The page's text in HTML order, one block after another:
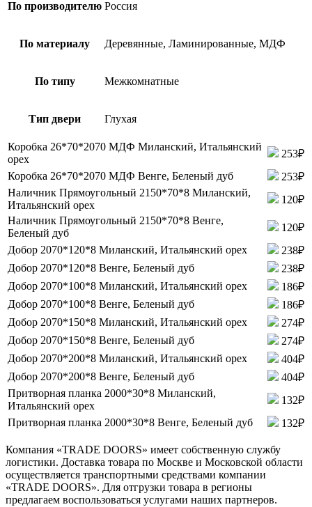
По производителю Россия
По материалу Деревянные, Ламинированные, МДФ
По типу Межкомнатные
Тип двери Глухая
Коробка 26*70*2070 МДФ Миланский, Итальянский
орех
253₽
Коробка 26*70*2070 МДФ Венге, Беленый дуб
253₽
Наличник Прямоугольный 2150*70*8 Миланский,
Итальянский орех
120₽
Наличник Прямоугольный 2150*70*8 Венге,
Беленый дуб
120₽
Добор 2070*120*8 Миланский, Итальянский орех
238₽
Добор 2070*120*8 Венге, Беленый дуб
238₽
Добор 2070*100*8 Миланский, Итальянский орех
186₽
Добор 2070*100*8 Венге, Беленый дуб
186₽
Добор 2070*150*8 Миланский, Итальянский орех
274₽
Добор 2070*150*8 Венге, Беленый дуб
274₽
Добор 2070*200*8 Миланский, Итальянский орех
404₽
Добор 2070*200*8 Венге, Беленый дуб
404₽
Притворная планка 2000*30*8 Миланский,
Итальянский орех
132₽
Притворная планка 2000*30*8 Венге, Беленый дуб
132₽
Компания «TRADE DOORS» имеет собственную службу
логистики. Доставка товара по Москве и Московской области
осуществляется транспортными средствами компании
«TRADE DOORS». Для отгрузки товара в регионы
предлагаем воспользоваться услугами наших партнеров.